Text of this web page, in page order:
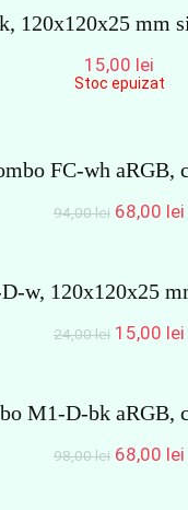
120x120x25
15,00 lei
Stoc epuizat
FC-wh aRGB,
94,00lei Prețul
94,00 lei.
68,00 lei
w, 120x120x25
24,00lei Prețul
24,00 lei.
15,00 lei
M1-D-bk aRGB,
98,00lei Prețul
68,00 lei